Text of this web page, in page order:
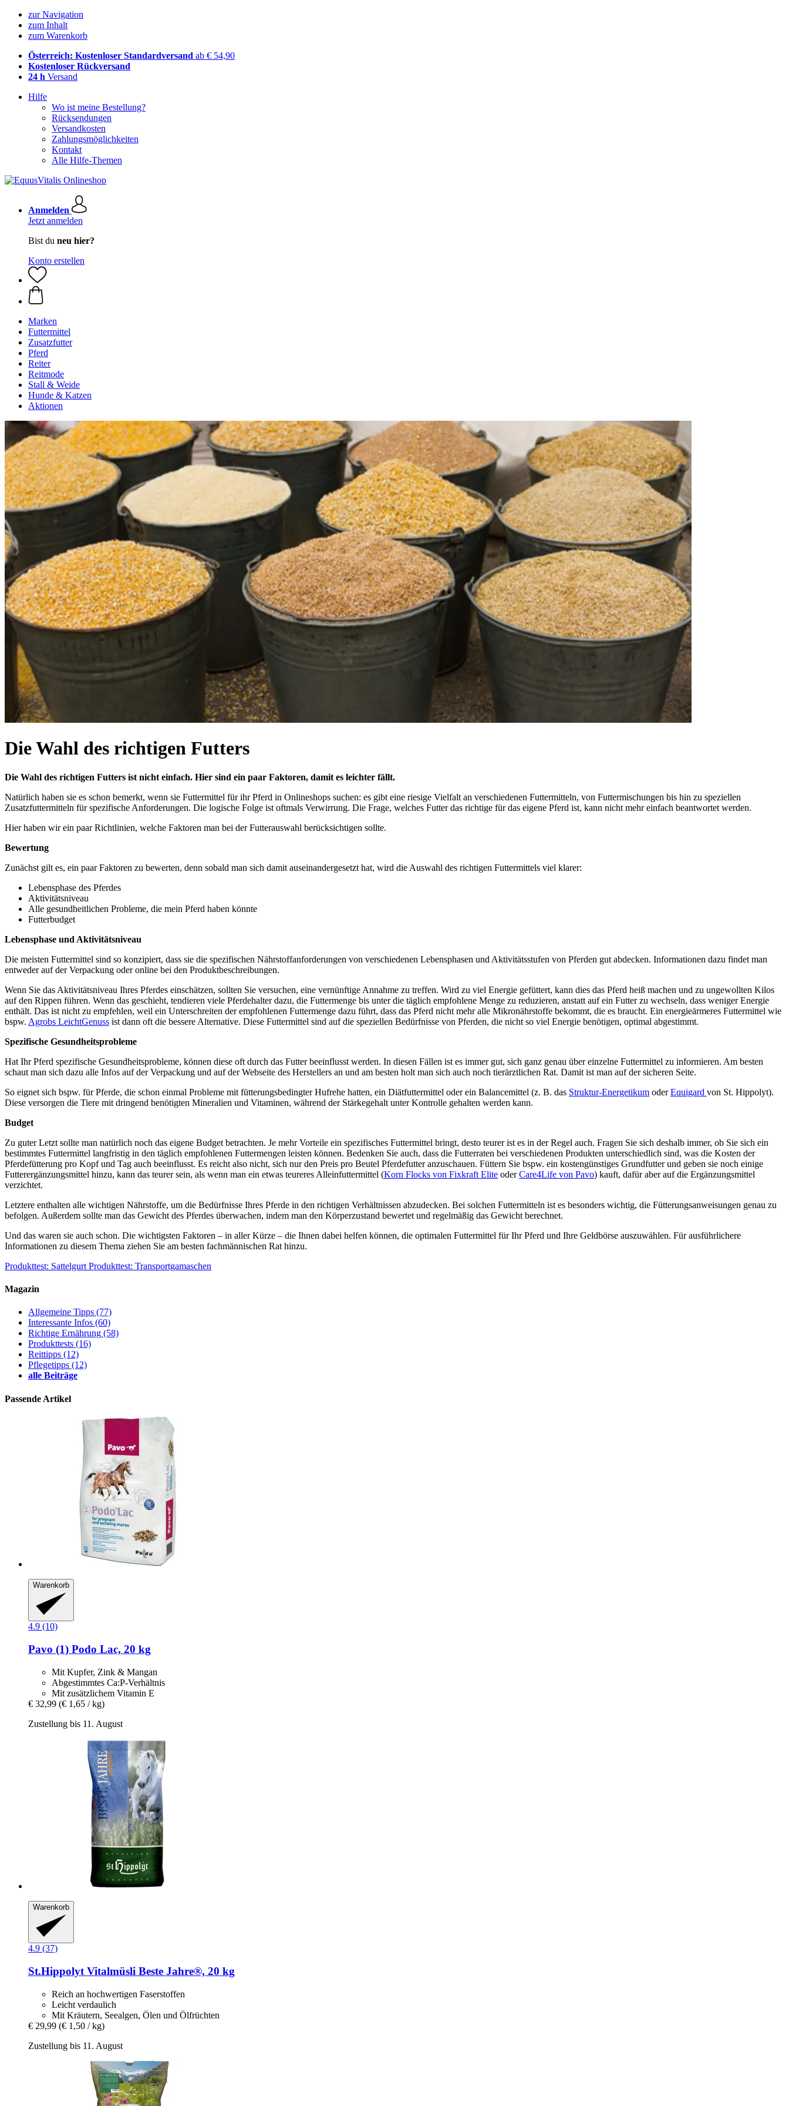
zur Navigation
zum Inhalt
zum Warenkorb
Österreich: Kostenloser Standardversand ab € 54,90
Kostenloser Rückversand
24 h Versand
Hilfe
Wo ist meine Bestellung?
Rücksendungen
Versandkosten
Zahlungsmöglichkeiten
Kontakt
Alle Hilfe-Themen
Anmelden
Jetzt anmelden
Bist du neu hier?
Konto erstellen
Marken
Futtermittel
Zusatzfutter
Pferd
Reiter
Reitmode
Stall & Weide
Hunde & Katzen
Aktionen
Die Wahl des richtigen Futters
Die Wahl des richtigen Futters ist nicht einfach. Hier sind ein paar Faktoren, damit es leichter fällt.
Natürlich haben sie es schon bemerkt, wenn sie Futtermittel für ihr Pferd in Onlineshops suchen: es gibt eine riesige Vielfalt an verschiedenen Futtermitteln, von Futtermischungen bis hin zu speziellen
Zusatzfuttermitteln für spezifische Anforderungen. Die logische Folge ist oftmals Verwirrung. Die Frage, welches Futter das richtige für das eigene Pferd ist, kann nicht mehr einfach beantwortet werden.
Hier haben wir ein paar Richtlinien, welche Faktoren man bei der Futterauswahl berücksichtigen sollte.
Bewertung
Zunächst gilt es, ein paar Faktoren zu bewerten, denn sobald man sich damit auseinandergesetzt hat, wird die Auswahl des richtigen Futtermittels viel klarer:
Lebensphase des Pferdes
Aktivitätsniveau
Alle gesundheitlichen Probleme, die mein Pferd haben könnte
Futterbudget
Lebensphase und Aktivitätsniveau
Die meisten Futtermittel sind so konzipiert, dass sie die spezifischen Nährstoffanforderungen von verschiedenen Lebensphasen und Aktivitätsstufen von Pferden gut abdecken. Informationen dazu findet man
entweder auf der Verpackung oder online bei den Produktbeschreibungen.
Wenn Sie das Aktivitätsniveau Ihres Pferdes einschätzen, sollten Sie versuchen, eine vernünftige Annahme zu treffen. Wird zu viel Energie gefüttert, kann dies das Pferd heiß machen und zu ungewollten Kilos
auf den Rippen führen. Wenn das geschieht, tendieren viele Pferdehalter dazu, die Futtermenge bis unter die täglich empfohlene Menge zu reduzieren, anstatt auf ein Futter zu wechseln, dass weniger Energie
enthält. Das ist nicht zu empfehlen, weil ein Unterschreiten der empfohlenen Futtermenge dazu führt, dass das Pferd nicht mehr alle Mikronährstoffe bekommt, die es braucht. Ein energieärmeres Futtermittel wie
bspw. Agrobs LeichtGenuss ist dann oft die bessere Alternative. Diese Futtermittel sind auf die speziellen Bedürfnisse von Pferden, die nicht so viel Energie benötigen, optimal abgestimmt.
Spezifische Gesundheitsprobleme
Hat Ihr Pferd spezifische Gesundheitsprobleme, können diese oft durch das Futter beeinflusst werden. In diesen Fällen ist es immer gut, sich ganz genau über einzelne Futtermittel zu informieren. Am besten
schaut man sich dazu alle Infos auf der Verpackung und auf der Webseite des Herstellers an und am besten holt man sich auch noch tierärztlichen Rat. Damit ist man auf der sicheren Seite.
So eignet sich bspw. für Pferde, die schon einmal Probleme mit fütterungsbedingter Hufrehe hatten, ein Diätfuttermittel oder ein Balancemittel (z. B. das Struktur-Energetikum oderEquigard von St. Hippolyt).
Diese versorgen die Tiere mit dringend benötigten Mineralien und Vitaminen, während der Stärkegehalt unter Kontrolle gehalten werden kann.
Budget
Zu guter Letzt sollte man natürlich noch das eigene Budget betrachten. Je mehr Vorteile ein spezifisches Futtermittel bringt, desto teurer ist es in der Regel auch. Fragen Sie sich deshalb immer, ob Sie sich ein
bestimmtes Futtermittel langfristig in den täglich empfohlenen Futtermengen leisten können. Bedenken Sie auch, dass die Futterraten bei verschiedenen Produkten unterschiedlich sind, was die Kosten der
Pferdefütterung pro Kopf und Tag auch beeinflusst. Es reicht also nicht, sich nur den Preis pro Beutel Pferdefutter anzuschauen. Füttern Sie bspw. ein kostengünstiges Grundfutter und geben sie noch einige
Futterergänzungsmittel hinzu, kann das teurer sein, als wenn man ein etwas teureres Alleinfuttermittel (Korn Flocks von Fixkraft Elite oderCare4Life von Pavo) kauft, dafür aber auf die Ergänzungsmittel
verzichtet.
Letztere enthalten alle wichtigen Nährstoffe, um die Bedürfnisse Ihres Pferde in den richtigen Verhältnissen abzudecken. Bei solchen Futtermitteln ist es besonders wichtig, die Fütterungsanweisungen genau zu
befolgen. Außerdem sollte man das Gewicht des Pferdes überwachen, indem man den Körperzustand bewertet und regelmäßig das Gewicht berechnet.
Und das waren sie auch schon. Die wichtigsten Faktoren – in aller Kürze – die Ihnen dabei helfen können, die optimalen Futtermittel für Ihr Pferd und Ihre Geldbörse auszuwählen. Für ausführlichere
Informationen zu diesem Thema ziehen Sie am besten fachmännischen Rat hinzu.
Produkttest: Sattelgurt Produkttest: Transportgamaschen
Magazin
Allgemeine Tipps (77)
Interessante Infos (60)
Richtige Ernährung (58)
Produkttests (16)
Reittipps (12)
Pflegetipps (12)
alle Beiträge
Passende Artikel
Warenkorb
4.9 (10)
Pavo (1) Podo Lac, 20 kg
Mit Kupfer, Zink & Mangan
Abgestimmtes Ca:P-Verhältnis
Mit zusätzlichem Vitamin E
€ 32,99 (€ 1,65 / kg)
Zustellung bis 11. August
Warenkorb
4.9 (37)
St.Hippolyt Vitalmüsli Beste Jahre®, 20 kg
Reich an hochwertigen Faserstoffen
Leicht verdaulich
Mit Kräutern, Seealgen, Ölen und Ölfrüchten
€ 29,99 (€ 1,50 / kg)
Zustellung bis 11. August